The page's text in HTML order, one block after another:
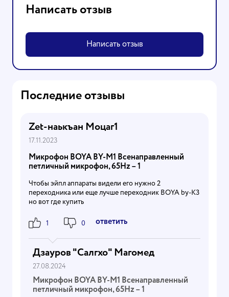
Написать отзыв
Написать отзыв
Последние отзывы
Zet-наькъан Моцаг1
17.11.2023
Микрофон BOYA BY-M1 Всенаправленный
петличный микрофон, 65Hz – 1
Чтобы эйпл аппараты видели его нужно 2
переходника или еще лучше переходник BOYA by-K3
но вот где купить
1 0 Ответить
Дзауров "Салгхо" Магомед
27.08.2024
Микрофон BOYA BY-M1 Всенаправленный
петличный микрофон, 65Hz – 1